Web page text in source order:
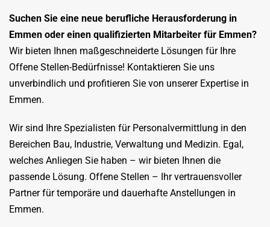
Suchen Sie eine neue berufliche Herausforderung in
Emmen oder einen qualifizierten Mitarbeiter für Emmen?
Wir bieten Ihnen maßgeschneiderte Lösungen für Ihre
Offene Stellen-Bedürfnisse! Kontaktieren Sie uns
unverbindlich und profitieren Sie von unserer Expertise in
Emmen.
Wir sind Ihre Spezialisten für Personalvermittlung in den
Bereichen Bau, Industrie, Verwaltung und Medizin. Egal,
welches Anliegen Sie haben – wir bieten Ihnen die
passende Lösung. Offene Stellen – Ihr vertrauensvoller
Partner für temporäre und dauerhafte Anstellungen in
Emmen.